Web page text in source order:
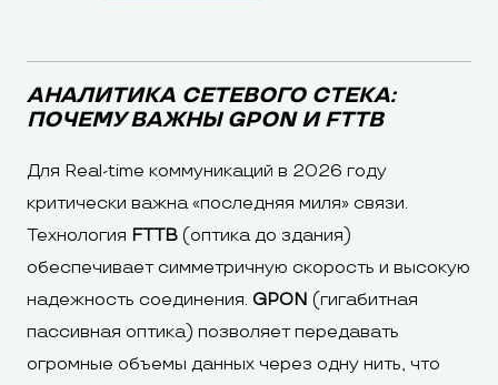
АНАЛИТИКА СЕТЕВОГО СТЕКА:
ПОЧЕМУ ВАЖНЫ GPON И FTTB
Для Real-time коммуникаций в 2026 году
критически важна «последняя миля» связи.
Технология FTTB (оптика до здания)
обеспечивает симметричную скорость и высокую
надежность соединения. GPON (гигабитная
пассивная оптика) позволяет передавать
огромные объемы данных через одну нить, что